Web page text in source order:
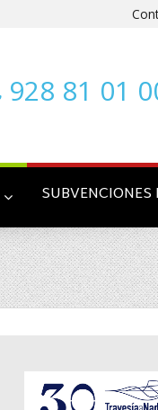
928 81 01
SUBVENCIONES